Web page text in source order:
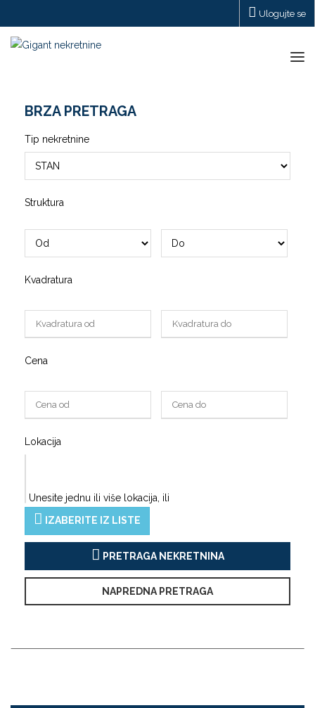
Ulogujte se
BRZA PRETRAGA
Tip nekretnine
Struktura
Kvadratura
Cena
Lokacija
Unesite jednu ili više lokacija, ili
IZABERITE IZ LISTE
PRETRAGA NEKRETNINA
NAPREDNA PRETRAGA